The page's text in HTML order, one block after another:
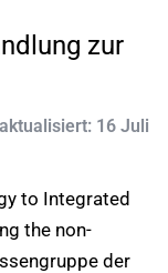
zur
16 Juli
to Integrated
the non-
der